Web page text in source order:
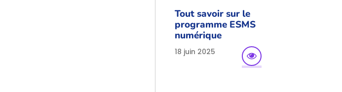
Tout savoir sur le
programme ESMS
numérique
18 juin 2025